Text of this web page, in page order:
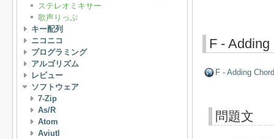
ステレオミキサー
歌声りっぷ
キー配列
ニコニコ
プログラミング
アルゴリズム
レビュー
ソフトウェア
7-Zip
As/R
Atom
Aviutl
F - Adding
F - Adding
問題文